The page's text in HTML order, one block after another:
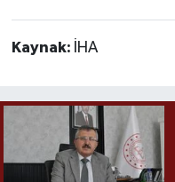
Kaynak: İHA